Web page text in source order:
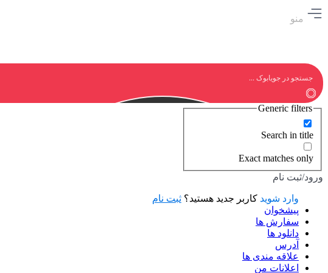
منو
Generic filters
Search in title
Exact matches only
ورود/ثبت نام
وارد شوید کاربر جدید هستید؟ ثبت نام
پیشخوان
سفارش ها
دانلود ها
آدرس
علاقه مندی ها
اعلانات من